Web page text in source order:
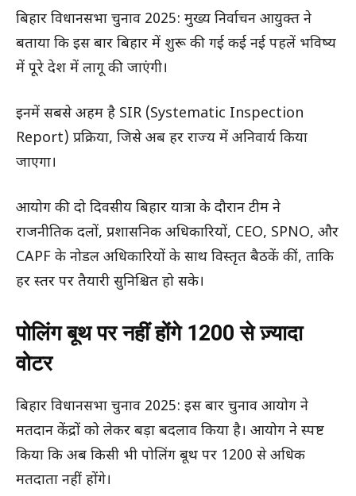
बिहार विधानसभा चुनाव 2025: मुख्य निर्वाचन आयुक्त ने
बताया कि इस बार बिहार में शुरू की गई कई नई पहलें भविष्य
में पूरे देश में लागू की जाएंगी।
इनमें सबसे अहम है SIR (Systematic Inspection
Report) प्रक्रिया, जिसे अब हर राज्य में अनिवार्य किया
जाएगा।
आयोग की दो दिवसीय बिहार यात्रा के दौरान टीम ने
राजनीतिक दलों, प्रशासनिक अधिकारियों, CEO, SPNO, और
CAPF के नोडल अधिकारियों के साथ विस्तृत बैठकें कीं, ताकि
हर स्तर पर तैयारी सुनिश्चित हो सके।
पोलिंग बूथ पर नहीं होंगे 1200 से ज़्यादा
वोटर
बिहार विधानसभा चुनाव 2025: इस बार चुनाव आयोग ने
मतदान केंद्रों को लेकर बड़ा बदलाव किया है। आयोग ने स्पष्ट
किया कि अब किसी भी पोलिंग बूथ पर 1200 से अधिक
मतदाता नहीं होंगे।